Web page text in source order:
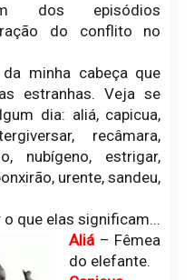
dos episódios
do conflito no
minha cabeça que
estranhas. Veja se
dia: aliá, capicua,
recâmara,
nubígeno, estrigar,
urente, sandeu,
que elas significam...
Aliá – Fêmea
do elefante.